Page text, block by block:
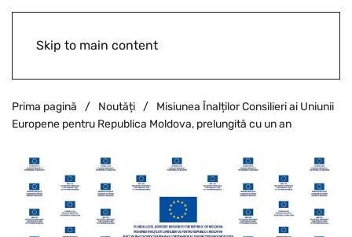
Skip to main content
Prima pagină Noutăți
Misiunea Înalților Consilieri ai Uniunii
Europene pentru Republica Moldova, prelungită cu un an